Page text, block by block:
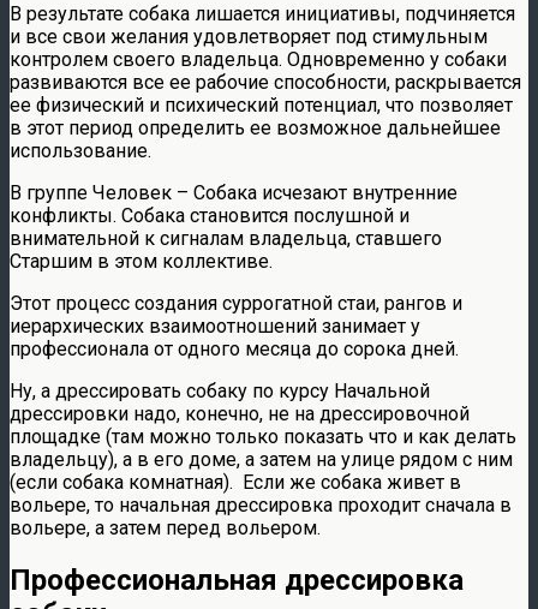
В результате собака лишается инициативы, подчиняется
и все свои желания удовлетворяет под стимульным
контролем своего владельца. Одновременно у собаки
развиваются все ее рабочие способности, раскрывается
ее физический и психический потенциал, что позволяет
в этот период определить ее возможное дальнейшее
использование.
В группе Человек – Собака исчезают внутренние
конфликты. Собака становится послушной и
внимательной к сигналам владельца, ставшего
Старшим в этом коллективе.
Этот процесс создания суррогатной стаи, рангов и
иерархических взаимоотношений занимает у
профессионала от одного месяца до сорока дней.
Ну, а дрессировать собаку по курсу Начальной
дрессировки надо, конечно, не на дрессировочной
площадке (там можно только показать что и как делать
владельцу), а в его доме, а затем на улице рядом с ним
(если собака комнатная). Если же собака живет в
вольере, то начальная дрессировка проходит сначала в
вольере, а затем перед вольером.
Профессиональная дрессировка